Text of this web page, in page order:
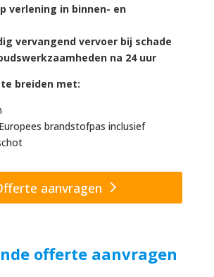
verlening in binnen- en
vervangend vervoer bij schade
na 24 uur
breiden met:
brandstofpas inclusief
aanvragen
offerte aanvragen